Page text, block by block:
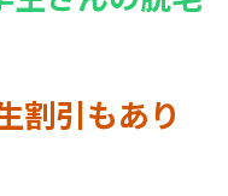
割引もあり